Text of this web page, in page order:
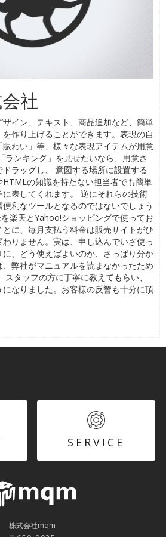
SERVICE
株式会社mqm